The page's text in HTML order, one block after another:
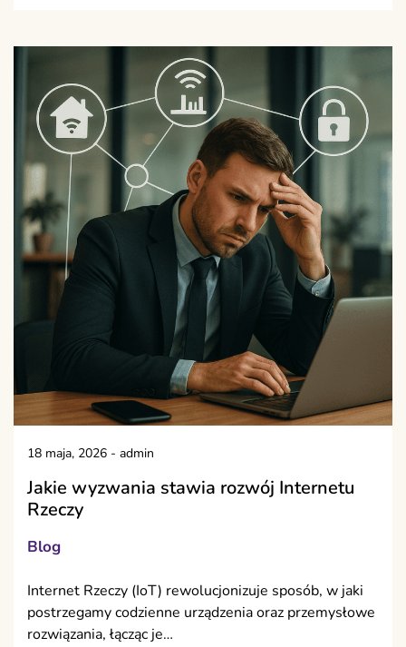
18 maja, 2026 - admin
Jakie wyzwania stawia rozwój Internetu
Rzeczy
Blog
Internet Rzeczy (IoT) rewolucjonizuje sposób, w jaki
postrzegamy codzienne urządzenia oraz przemysłowe
rozwiązania, łącząc je…